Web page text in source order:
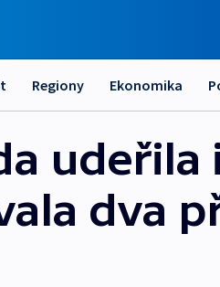
Regiony Ekonomika
udeřila
dva